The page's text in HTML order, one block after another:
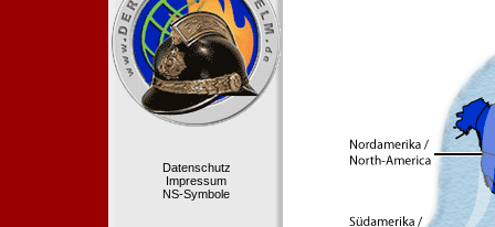
Datenschutz
Impressum
NS-Symbole